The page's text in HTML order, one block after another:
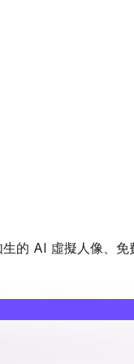
的 AI 虛擬人像、